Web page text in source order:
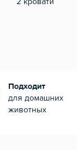
2 кровати
Подходит
для домашних
животных